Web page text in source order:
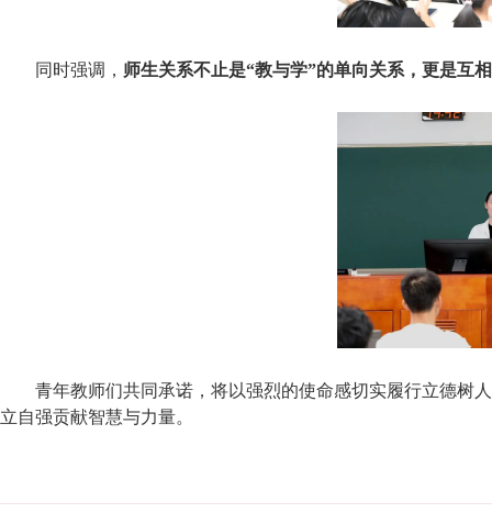
同时强调， 师生关系不止是“教与学”的单向关系，更是互
青年教师们共同承诺，将以强烈的使命感切实履行立德树
立自强贡献智慧与力量。